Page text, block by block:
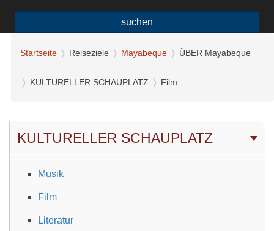
suchen
Startseite Reiseziele Mayabeque ÜBER Mayabeque
KULTURELLER SCHAUPLATZ Film
KULTURELLER SCHAUPLATZ
Musik
Film
Literatur